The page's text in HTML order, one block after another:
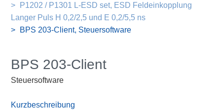
P1202 / P1301 L-ESD set, ESD Feldeinkopplung
Langer Puls H 0,2/2,5 und E 0,2/5,5 ns
BPS 203-Client, Steuersoftware
BPS 203-Client
Steuersoftware
Kurzbeschreibung